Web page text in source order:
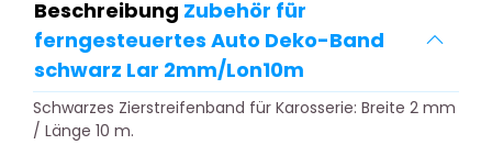
Beschreibung Zubehör für
ferngesteuertes Auto Deko-Band
schwarz Lar 2mm/Lon10m
Schwarzes Zierstreifenband für Karosserie: Breite 2 mm
/ Länge 10 m.